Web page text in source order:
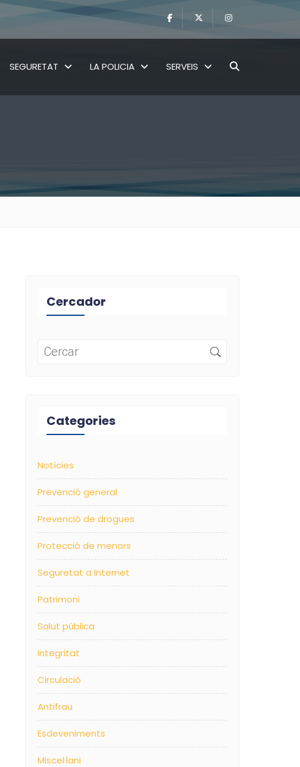
SEGURETAT LA POLICIA SERVEIS
Cercador
Categories
Notícies
Prevenció general
Prevenció de drogues
Protecció de menors
Seguretat a Internet
Patrimoni
Salut pública
Integritat
Circulació
Antifrau
Esdeveniments
Miscel·lani